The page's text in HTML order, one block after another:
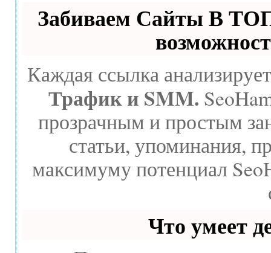
Забиваем Сайты В
Каждая ссылка
Трафик и SMM.
прозрачным и простым
статьи, упоминания,
максимуму потенциал
Что умеет